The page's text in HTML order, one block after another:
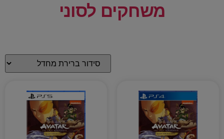
משחקים לסוני